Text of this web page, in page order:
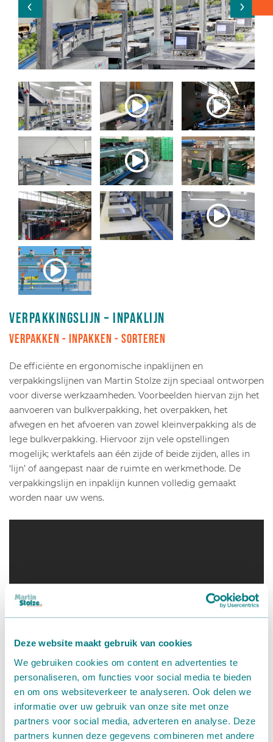
Deze website maakt gebruik van cookies
We gebruiken cookies om content en advertenties te
personaliseren, om functies voor social media te bieden
en om ons websiteverkeer te analyseren. Ook delen we
informatie over uw gebruik van onze site met onze
partners voor social media, adverteren en analyse. Deze
partners kunnen deze gegevens combineren met andere
Verpakkingslijn – inpaklijn
Verpakken - Inpakken - Sorteren
De efficiënte en ergonomische inpaklijnen en
verpakkingslijnen van Martin Stolze zijn speciaal ontworpen
voor diverse werkzaamheden. Voorbeelden hiervan zijn het
aanvoeren van bulkverpakking, het overpakken, het
afwegen en het afvoeren van zowel kleinverpakking als de
lege bulkverpakking. Hiervoor zijn vele opstellingen
mogelijk; werktafels aan één zijde of beide zijden, alles in
‘lijn’ of aangepast naar de ruimte en werkmethode. De
verpakkingslijn en inpaklijn kunnen volledig gemaakt
worden naar uw wens.
Verpakken - Inpakken - Sorteren
Accessoires